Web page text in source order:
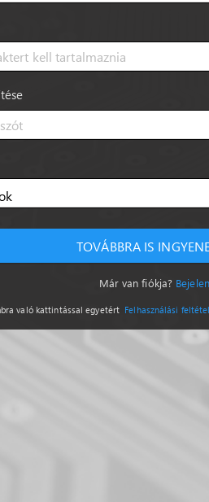
TOVÁBBRA IS
Már van fiókja?
való kattintással egyetért Felhasználási